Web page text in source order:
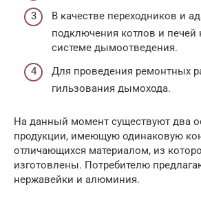
В качестве переходников и
подключения котлов и печей
системе дымоотведения.
Для проведения ремонтных
гильзования дымохода.
На данный момент существуют два
продукции, имеющую одинаковую
отличающихся материалом, из
изготовлены. Потребителю
нержавейки и алюминия.